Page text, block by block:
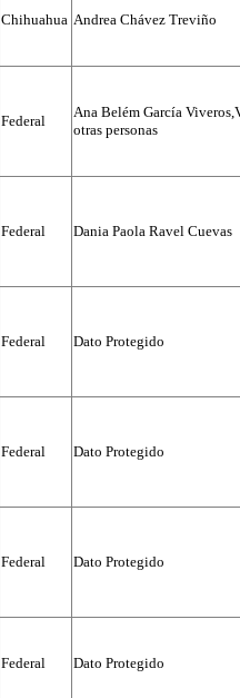
Chihuahua Andrea Chávez Treviño
Federal
Ana Belém García
otras personas
Federal Dania Paola Ravel Cuevas
Federal Dato Protegido
Federal Dato Protegido
Federal Dato Protegido
Federal Dato Protegido